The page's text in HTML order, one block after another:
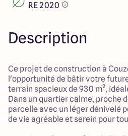
RE 2020
Description
Ce projet de construction à
l'opportunité de bâtir votre
terrain spacieux de 930 m²,
Dans un quartier calme, proche
parcelle avec un léger dénivelé
de vie agréable et serein pour